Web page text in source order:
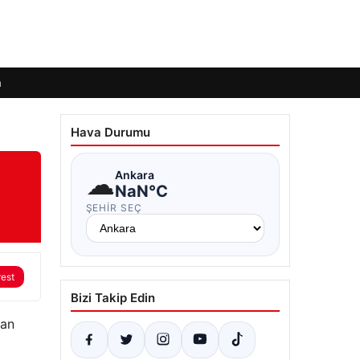
Hava Durumu
☁Ankara
NaN°C
ŞEHIR SEÇ
Bizi Takip Edin